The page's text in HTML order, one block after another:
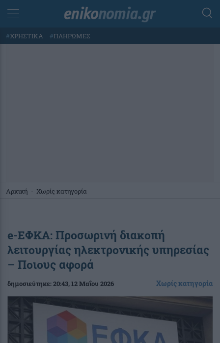
#ΧΡΗΣΤΙΚΑ #ΠΛΗΡΩΜΕΣ
Αρχική - Χωρίς κατηγορία
e-ΕΦΚΑ: Προσωρινή διακοπή
λειτουργίας ηλεκτρονικής υπηρεσίας
– Ποιους αφορά
δημοσιεύτηκε:20:43, 12 Μαΐου 2026 Χωρίς κατηγορία